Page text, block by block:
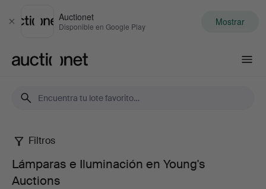
Cerrar
Auctionet
Disponible en Google Play Mostrar
Lámparas
Filtros
Lámparas e Iluminación en Young's
Auctions